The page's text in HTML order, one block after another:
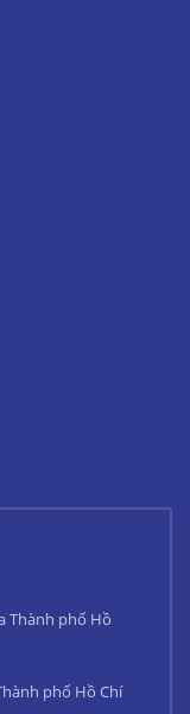
Thành phố Hồ
phố Hồ Chí